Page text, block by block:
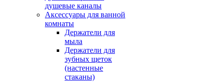
душевые каналы
Аксессуары для ванной
комнаты
Держатели для
мыла
Держатели для
зубных щеток
(настенные
стаканы)